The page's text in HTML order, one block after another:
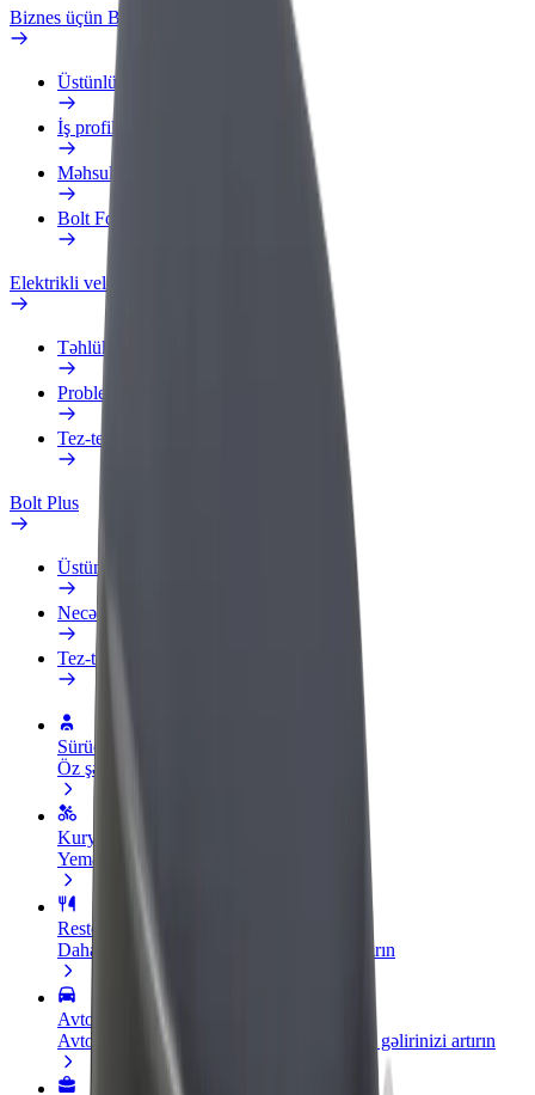
Biznes üçün Bolt
Üstünlüklər
İş profili
Məhsullar
Bolt Food for Business
Elektrikli velosipedlər
Təhlükəsizlik Laboratoriyası
Problemi bildir
Tez-tez verilən suallar
Bolt Plus
Üstünlüklər
Necə qoşulmalı?
Tez-tez verilən suallar
Sürücü ol
Öz şərtlərinizə uyğun olaraq qazanın
Kuryer kimi qoşul
Yemək çatdırın və həftəlik ödəniş alın
Restoran və ya mağaza əlavə edin
Daha çox müştəri cəlb edin və satışları artırın
Avtopark sahibi kimi qeydiyyatdan keçin
Avtoparkınızı Bolt platformasına qoşun və gəlirinizi artırın